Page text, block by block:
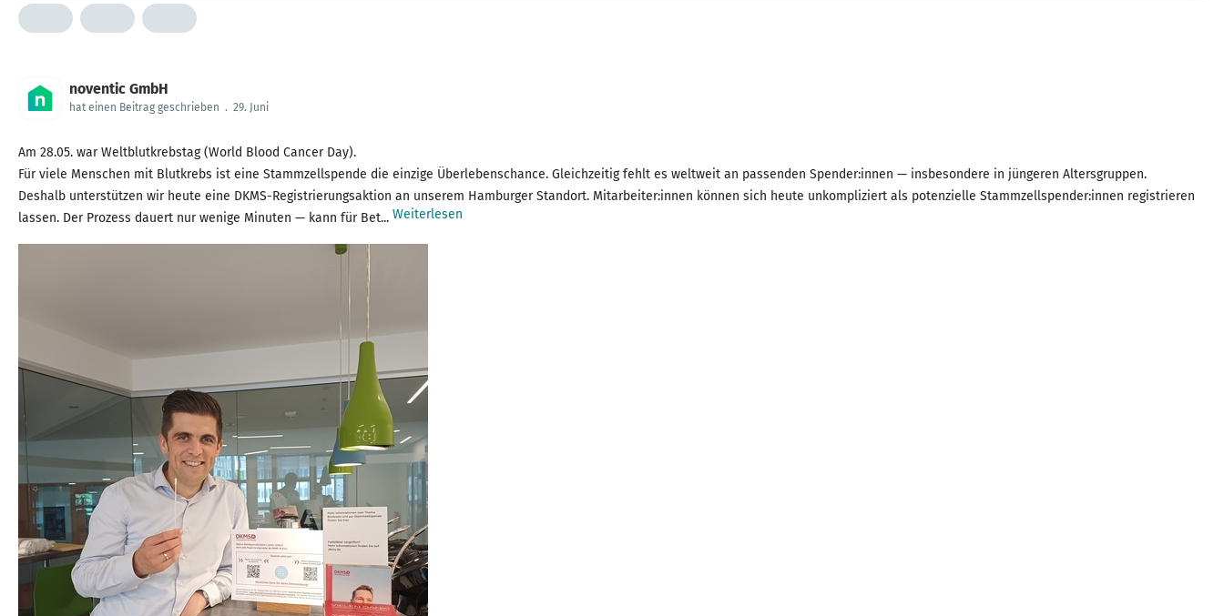
noventic GmbH
hat einen Beitrag geschrieben . 29. Juni
Am 28.05. war Weltblutkrebstag (World Blood Cancer Day).
Für viele Menschen mit Blutkrebs ist eine Stammzellspende die einzige Überlebenschance. Gleichzeitig fehlt es weltweit an passenden Spender:innen — insbesondere in jüngeren Altersgruppen.
Deshalb unterstützen wir heute eine DKMS-Registrierungsaktion an unserem Hamburger Standort. Mitarbeiter:innen können sich heute unkompliziert als potenzielle Stammzellspender:innen registrieren
lassen. Der Prozess dauert nur wenige Minuten — kann für Bet... Weiterlesen